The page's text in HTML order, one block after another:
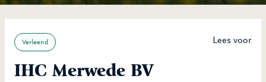
Lees voor
Verleend
IHC Merwede BV